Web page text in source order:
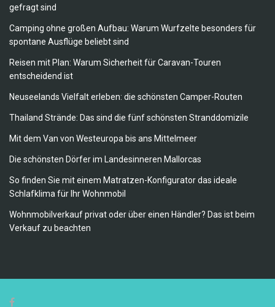
gefragt sind
Camping ohne großen Aufbau: Warum Wurfzelte besonders für
spontane Ausflüge beliebt sind
Reisen mit Plan: Warum Sicherheit für Caravan-Touren
entscheidend ist
Neuseelands Vielfalt erleben: die schönsten Camper-Routen
Thailand Strände: Das sind die fünf schönsten Stranddomizile
Mit dem Van von Westeuropa bis ans Mittelmeer
Die schönsten Dörfer im Landesinneren Mallorcas
So finden Sie mit einem Matratzen-Konfigurator das ideale
Schlafklima für Ihr Wohnmobil
Wohnmobilverkauf privat oder über einen Händler? Das ist beim
Verkauf zu beachten